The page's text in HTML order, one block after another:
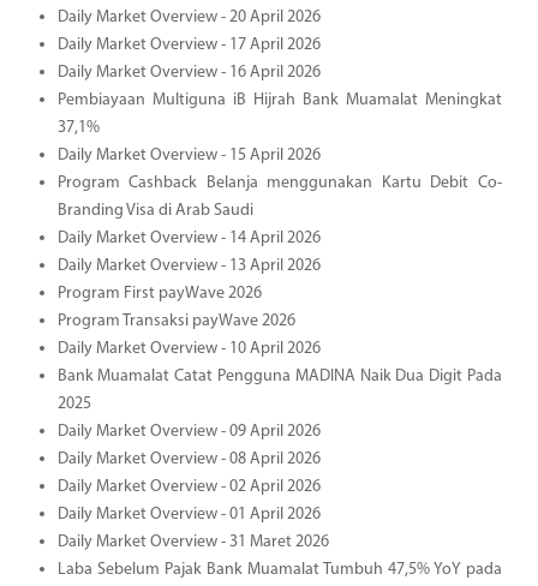
Daily Market Overview - 20 April 2026
Daily Market Overview - 17 April 2026
Daily Market Overview - 16 April 2026
Pembiayaan Multiguna iB Hijrah Bank Muamalat Meningkat
37,1%
Daily Market Overview - 15 April 2026
Program Cashback Belanja menggunakan Kartu Debit Co-
Branding Visa di Arab Saudi
Daily Market Overview - 14 April 2026
Daily Market Overview - 13 April 2026
Program First payWave 2026
Program Transaksi payWave 2026
Daily Market Overview - 10 April 2026
Bank Muamalat Catat Pengguna MADINA Naik Dua Digit Pada
2025
Daily Market Overview - 09 April 2026
Daily Market Overview - 08 April 2026
Daily Market Overview - 02 April 2026
Daily Market Overview - 01 April 2026
Daily Market Overview - 31 Maret 2026
Laba Sebelum Pajak Bank Muamalat Tumbuh 47,5% YoY pada